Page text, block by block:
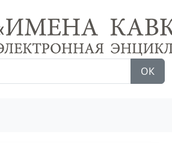
ОК